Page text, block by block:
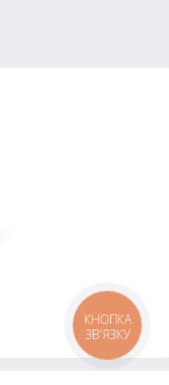
КНОПКА
ЗВ'ЯЗКУ